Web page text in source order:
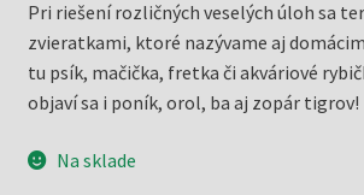
bola:
0,75 €.
je:
0,20 €.
Pri riešení rozličných veselých úloh sa
zvieratkami, ktoré nazývame aj
tu psík, mačička, fretka či akváriové
objaví sa i poník, orol, ba aj zopár tigrov!
Na sklade